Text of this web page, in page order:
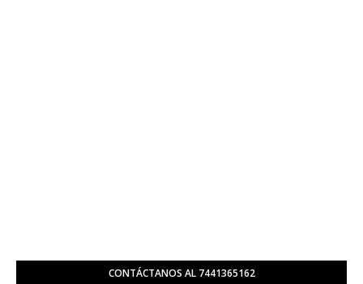
CONTÁCTANOS AL 7441365162